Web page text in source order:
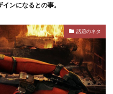
ンになるとの事。
話題のネタ